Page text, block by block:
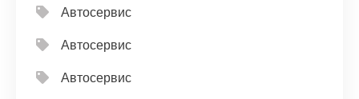
Автосервис
Автосервис
Автосервис